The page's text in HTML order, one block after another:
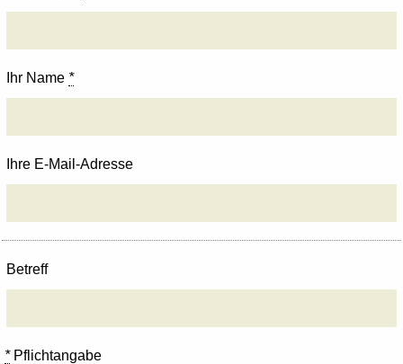
Ihr Name *
Ihre E-Mail-Adresse
Betreff
*Pflichtangabe